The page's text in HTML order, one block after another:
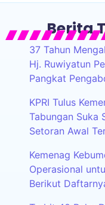
Berita
37 Tahun
Hj. Ruwiyatun
Pangkat
KPRI Tulus
Tabungan Suka
Setoran Awal
Kemenag
Operasional
Berikut